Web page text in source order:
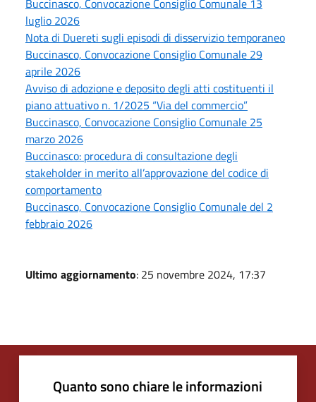
luglio 2026
Nota di Duereti sugli episodi di disservizio temporaneo
Buccinasco, Convocazione Consiglio Comunale 29
aprile 2026
Avviso di adozione e deposito degli atti costituenti il
piano attuativo n. 1/2025 “Via del commercio”
Buccinasco, Convocazione Consiglio Comunale 25
marzo 2026
Buccinasco: procedura di consultazione degli
stakeholder in merito all’approvazione del codice di
comportamento
Buccinasco, Convocazione Consiglio Comunale del 2
febbraio 2026
Ultimo aggiornamento: 25 novembre 2024, 17:37
Quanto sono chiare le informazioni